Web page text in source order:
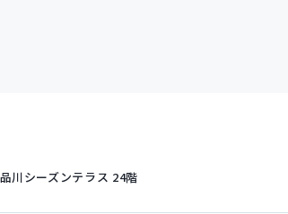
品川シーズンテラス 24階